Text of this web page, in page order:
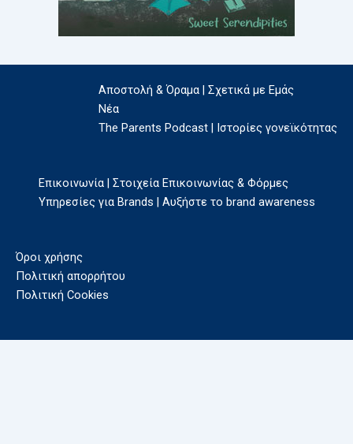
Αποστολή & Όραμα | Σχετικά με Εμάς
Νέα
The Parents Podcast | Ιστορίες γονεϊκότητας
Επικοινωνία | Στοιχεία Επικοινωνίας & Φόρμες
Υπηρεσίες για Brands | Αυξήστε το brand awareness
Όροι χρήσης
Πολιτική απορρήτου
Πολιτική Cookies